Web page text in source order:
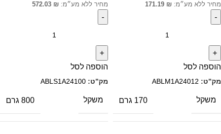
מחיר ללא מע״מ: 171.19 ₪
הוספה לסל
מק”ט: ABLM1A24012
משקל 170 גרם
מחיר ללא מע״מ: 572.03 ₪
הוספה לסל
מק”ט: ABLS1A24100
משקל 800 גרם